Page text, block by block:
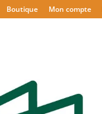
Boutique Mon compte